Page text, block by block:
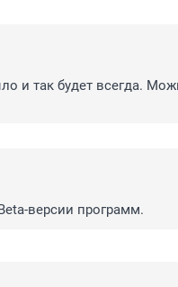
и так будет всегда.
версии программ.